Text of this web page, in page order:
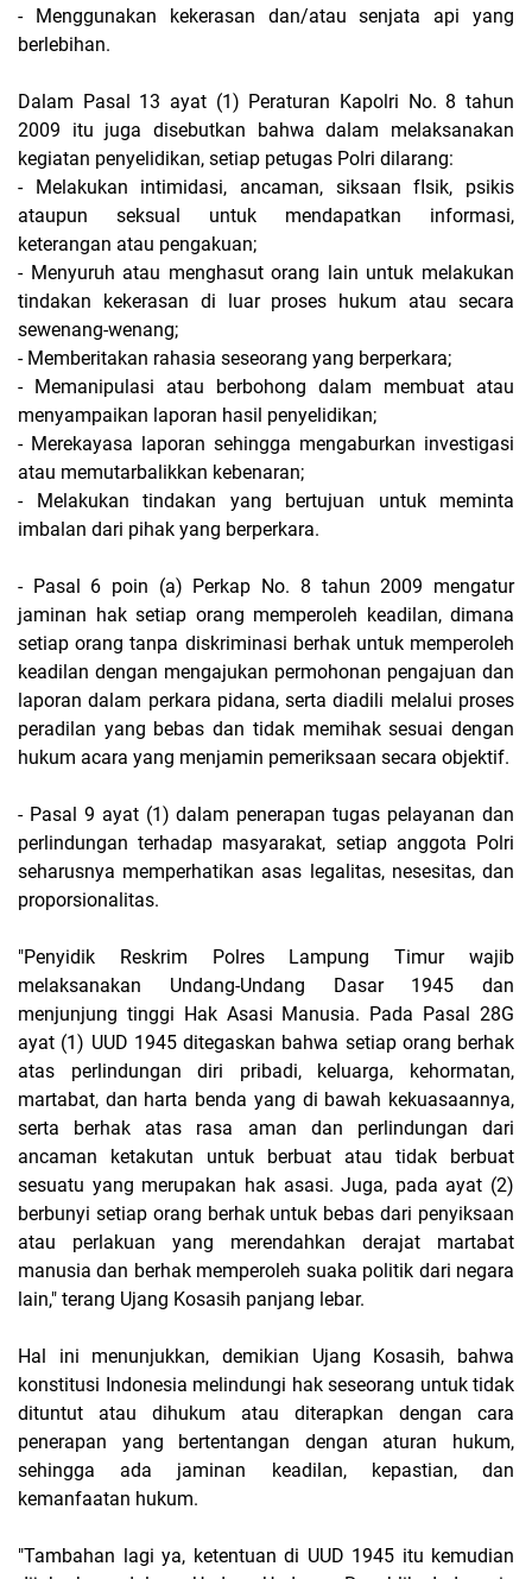
- Menggunakan kekerasan dan/atau senjata api yang
berlebihan.
Dalam Pasal 13 ayat (1) Peraturan Kapolri No. 8 tahun
2009 itu juga disebutkan bahwa dalam melaksanakan
kegiatan penyelidikan, setiap petugas Polri dilarang:
- Melakukan intimidasi, ancaman, siksaan fIsik, psikis
ataupun seksual untuk mendapatkan informasi,
keterangan atau pengakuan;
- Menyuruh atau menghasut orang lain untuk melakukan
tindakan kekerasan di luar proses hukum atau secara
sewenang-wenang;
- Memberitakan rahasia seseorang yang berperkara;
- Memanipulasi atau berbohong dalam membuat atau
menyampaikan laporan hasil penyelidikan;
- Merekayasa laporan sehingga mengaburkan investigasi
atau memutarbalikkan kebenaran;
- Melakukan tindakan yang bertujuan untuk meminta
imbalan dari pihak yang berperkara.
- Pasal 6 poin (a) Perkap No. 8 tahun 2009 mengatur
jaminan hak setiap orang memperoleh keadilan, dimana
setiap orang tanpa diskriminasi berhak untuk memperoleh
keadilan dengan mengajukan permohonan pengajuan dan
laporan dalam perkara pidana, serta diadili melalui proses
peradilan yang bebas dan tidak memihak sesuai dengan
hukum acara yang menjamin pemeriksaan secara objektif.
- Pasal 9 ayat (1) dalam penerapan tugas pelayanan dan
perlindungan terhadap masyarakat, setiap anggota Polri
seharusnya memperhatikan asas legalitas, nesesitas, dan
proporsionalitas.
"Penyidik Reskrim Polres Lampung Timur wajib
melaksanakan Undang-Undang Dasar 1945 dan
menjunjung tinggi Hak Asasi Manusia. Pada Pasal 28G
ayat (1) UUD 1945 ditegaskan bahwa setiap orang berhak
atas perlindungan diri pribadi, keluarga, kehormatan,
martabat, dan harta benda yang di bawah kekuasaannya,
serta berhak atas rasa aman dan perlindungan dari
ancaman ketakutan untuk berbuat atau tidak berbuat
sesuatu yang merupakan hak asasi. Juga, pada ayat (2)
berbunyi setiap orang berhak untuk bebas dari penyiksaan
atau perlakuan yang merendahkan derajat martabat
manusia dan berhak memperoleh suaka politik dari negara
lain," terang Ujang Kosasih panjang lebar.
Hal ini menunjukkan, demikian Ujang Kosasih, bahwa
konstitusi Indonesia melindungi hak seseorang untuk tidak
dituntut atau dihukum atau diterapkan dengan cara
penerapan yang bertentangan dengan aturan hukum,
sehingga ada jaminan keadilan, kepastian, dan
kemanfaatan hukum.
"Tambahan lagi ya, ketentuan di UUD 1945 itu kemudian